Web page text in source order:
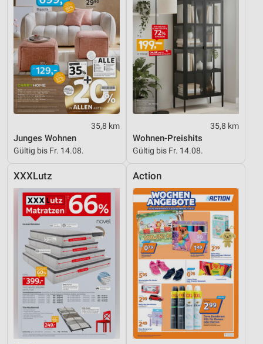
35,8 km
Junges Wohnen
Gültig bis Fr. 14.08.
35,8 km
Wohnen-Preishits
Gültig bis Fr. 14.08.
XXXLutz Action